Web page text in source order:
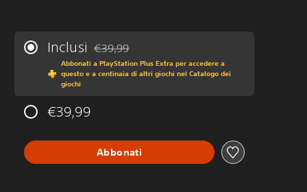
Inclusi Scontato dal prezzo originale di €39,99
€39,99
Abbonati a PlayStation Plus Extra per accedere a
questo e a centinaia di altri giochi nel Catalogo dei
giochi
€39,99
Abbonati